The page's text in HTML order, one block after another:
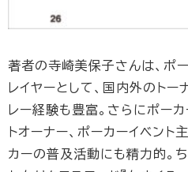
著者の寺崎美保子さんは、ポ
レイヤーとして、国内外のト
レー経験も豊富。さらにポー
トオーナー、ポーカーイベン
カーの普及活動にも精力的。